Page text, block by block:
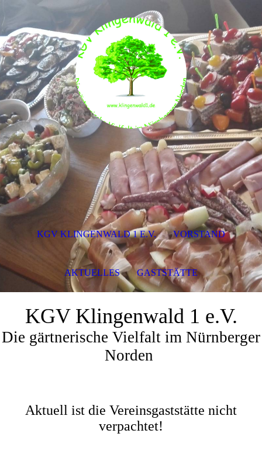
KGV Klingenwald 1 e.V.
Die gärtnerische Vielfalt im Nürnberger
Norden
Aktuell ist die Vereinsgaststätte nicht
verpachtet!
KGV KLINGENWALD 1 E.V. VORSTAND
AKTUELLES GASTSTÄTTE